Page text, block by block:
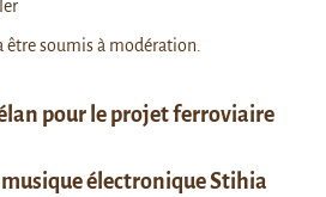
pour le projet ferroviaire
électronique Stihia
soumis à modération.